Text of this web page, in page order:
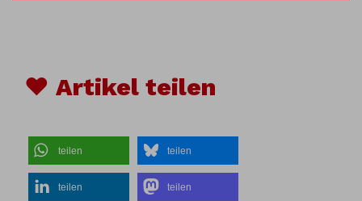
♥ Artikel teilen
teilen teilen
teilen teilen